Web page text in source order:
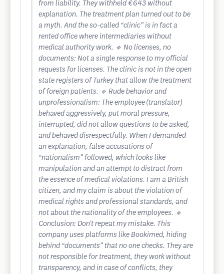
from liability. They withheld €643 without
explanation. The treatment plan turned out to be
a myth. And the so-called “clinic” is in fact a
rented office where intermediaries without
medical authority work. 🔹 No licenses, no
documents: Not a single response to my official
requests for licenses. The clinic is not in the open
state registers of Turkey that allow the treatment
of foreign patients. 🔹 Rude behavior and
unprofessionalism: The employee (translator)
behaved aggressively, put moral pressure,
interrupted, did not allow questions to be asked,
and behaved disrespectfully. When I demanded
an explanation, false accusations of
“nationalism” followed, which looks like
manipulation and an attempt to distract from
the essence of medical violations. I am a British
citizen, and my claim is about the violation of
medical rights and professional standards, and
not about the nationality of the employees. 🔹
Conclusion: Don't repeat my mistake. This
company uses platforms like Bookimed, hiding
behind “documents” that no one checks. They are
not responsible for treatment, they work without
transparency, and in case of conflicts, they